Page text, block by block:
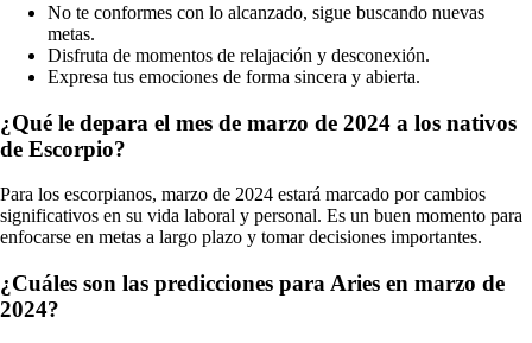
No te conformes con lo alcanzado, sigue buscando nuevas
metas.
Disfruta de momentos de relajación y desconexión.
Expresa tus emociones de forma sincera y abierta.
¿Qué le depara el mes de marzo de 2024 a los nativos
de Escorpio?
Para los escorpianos, marzo de 2024 estará marcado por cambios
significativos en su vida laboral y personal. Es un buen momento para
enfocarse en metas a largo plazo y tomar decisiones importantes.
¿Cuáles son las predicciones para Aries en marzo de
2024?